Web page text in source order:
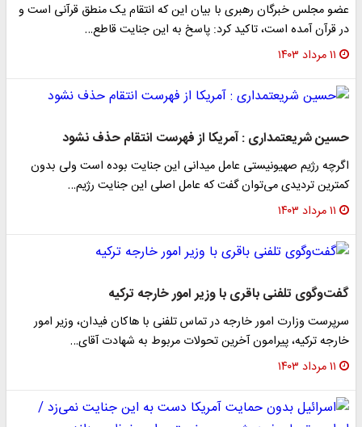
عضو مجلس خبرگان رهبری با بیان این که انتقام یک منطق قرآنی است و
در قرآن آمده است، تاکید کرد: پاسخ به این جنایت قاطع…
۱۱ مرداد ۱۴۰۳
حسین شریعتمداری : آمریکا از فهرست انتقام حذف نشود
اگرچه رژیم صهیونیستی عامل میدانی این جنایت بوده است ولی بدون
کمترین تردیدی می‌توان گفت که عامل اصلی این جنایت رژیم…
۱۱ مرداد ۱۴۰۳
گفت‌وگوی تلفنی باقری با وزیر امور خارجه ترکیه
سرپرست وزارت امور خارجه در تماس تلفنی با هاکان فیدان، وزیر امور
خارجه ترکیه، پیرامون آخرین تحولات مربوط به شهادت آقای…
۱۱ مرداد ۱۴۰۳